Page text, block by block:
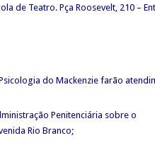
de Teatro. Pça Roosevelt, 210 –
do Mackenzie farão
Penitenciária sobre o
Rio Branco;